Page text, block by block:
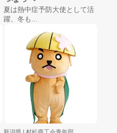
夏は熱中症予防大使として活
躍、冬も...